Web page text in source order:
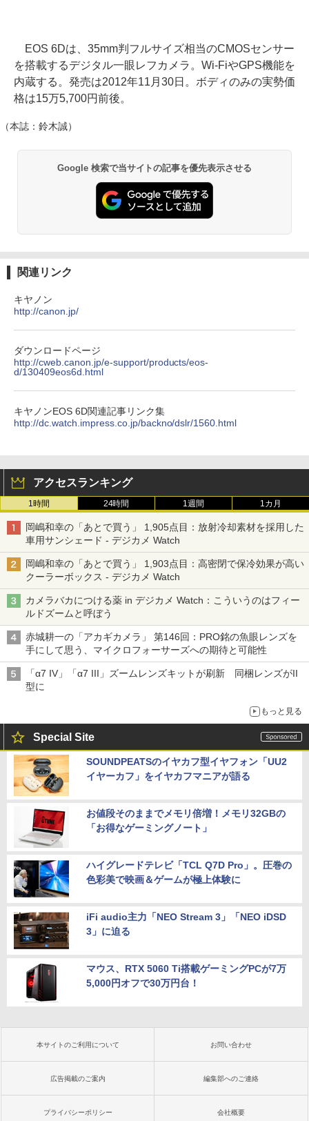
EOS 6Dは、35mm判フルサイズ相当のCMOSセンサー
を搭載するデジタル一眼レフカメラ。Wi-FiやGPS機能を
内蔵する。発売は2012年11月30日。ボディのみの実勢価
格は15万5,700円前後。
（本誌：鈴木誠）
Google 検索で当サイトの記事を優先表示させる
関連リンク
キヤノン
http://canon.jp/
ダウンロードページ
http://cweb.canon.jp/e-support/products/eos-
d/130409eos6d.html
キヤノンEOS 6D関連記事リンク集
http://dc.watch.impress.co.jp/backno/dslr/1560.html
アクセスランキング
1時間 24時間 1週間 1カ月
岡嶋和幸の「あとで買う」 1,905点目：放射冷却素材を採用した
車用サンシェード - デジカメ Watch
岡嶋和幸の「あとで買う」 1,903点目：高密閉で保冷効果が高い
クーラーボックス - デジカメ Watch
カメラバカにつける薬 in デジカメ Watch：こういうのはフィー
ルドズームと呼ぼう
赤城耕一の「アカギカメラ」 第146回：PRO銘の魚眼レンズを
手にして思う、マイクロフォーサーズへの期待と可能性
「α7 IV」「α7 III」ズームレンズキットが刷新 同梱レンズがII
型に
もっと見る
Special Site
SOUNDPEATSのイヤカフ型イヤフォン「UU2
イヤーカフ」をイヤカフマニアが語る
お値段そのままでメモリ倍増！メモリ32GBの
「お得なゲーミングノート」
ハイグレードテレビ「TCL Q7D Pro」。圧巻の
色彩美で映画＆ゲームが極上体験に
iFi audio主力「NEO Stream 3」「NEO iDSD
3」に迫る
マウス、RTX 5060 Ti搭載ゲーミングPCが7万
5,000円オフで30万円台！
本サイトのご利用について お問い合わせ
広告掲載のご案内 編集部へのご連絡
プライバシーポリシー 会社概要